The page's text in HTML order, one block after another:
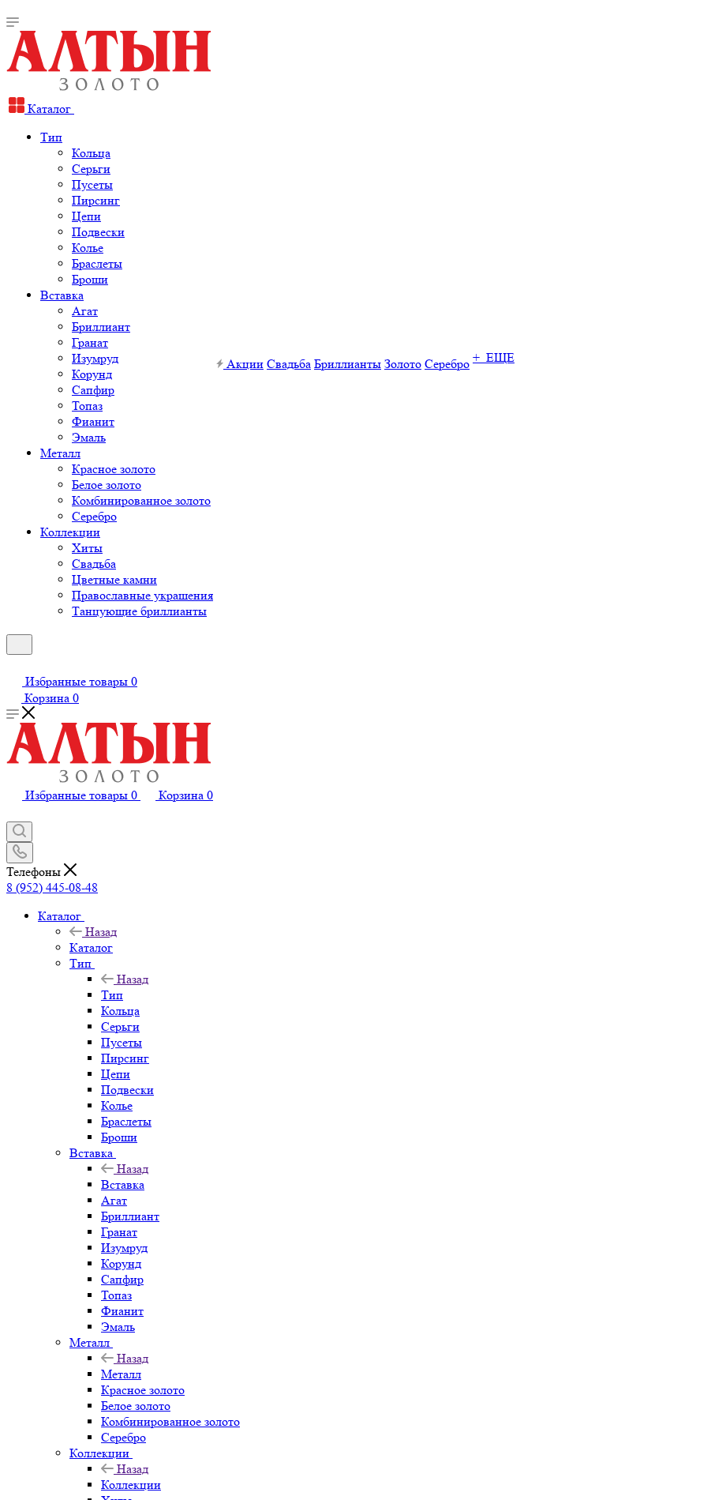
Каталог
Тип
Кольца
Серьги
Пусеты
Пирсинг
Цепи
Подвески
Колье
Браслеты
Броши
Вставка
Агат
Бриллиант
Гранат
Изумруд
Корунд
Сапфир
Топаз
Фианит
Эмаль
Металл
Красное золото
Белое золото
Комбинированное золото
Серебро
Коллекции
Хиты
Свадьба
Цветные камни
Православные украшения
Танцующие бриллианты
Акции Свадьба Бриллианты Золото Серебро + ЕЩЕ
Избранные товары 0
Корзина 0
Избранные товары 0 Корзина 0
Телефоны
8 (952) 445-08-48
Каталог
Назад
Каталог
Тип
Назад
Тип
Кольца
Серьги
Пусеты
Пирсинг
Цепи
Подвески
Колье
Браслеты
Броши
Вставка
Назад
Вставка
Агат
Бриллиант
Гранат
Изумруд
Корунд
Сапфир
Топаз
Фианит
Эмаль
Металл
Назад
Металл
Красное золото
Белое золото
Комбинированное золото
Серебро
Коллекции
Назад
Коллекции